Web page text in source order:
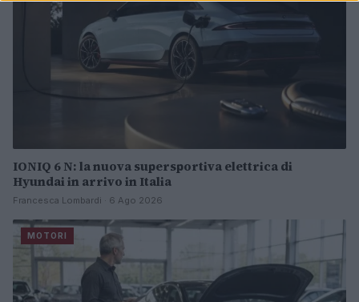
IONIQ 6 N: la nuova supersportiva elettrica di
Hyundai in arrivo in Italia
Francesca Lombardi · 6 Ago 2026
MOTORI